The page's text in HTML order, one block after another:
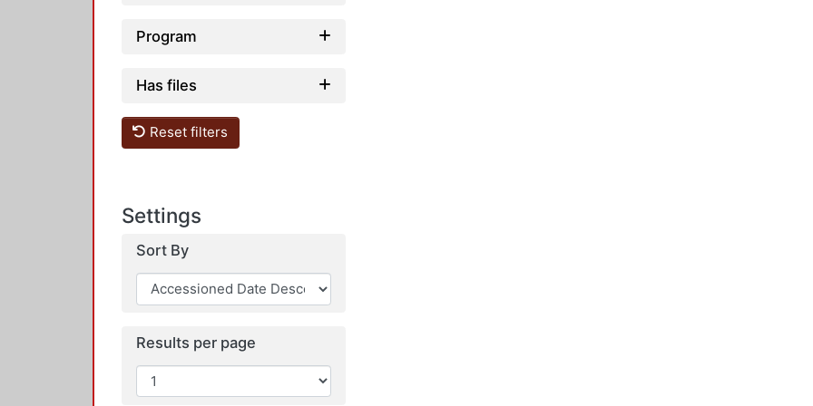
Program
Has files
Reset filters
Settings
Sort By
Results per page